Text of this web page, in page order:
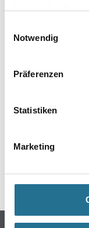
haben oder die
Notwendig
Präferenzen
Statistiken
Marketing
Verbrauch
DATENBLÄTTER
SPEZIFIKATIONEN